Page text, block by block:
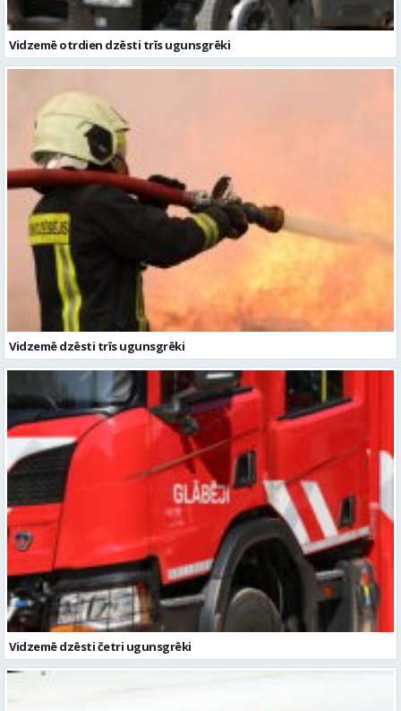
Vidzemē otrdien dzēsti trīs ugunsgrēki
Vidzemē dzēsti trīs ugunsgrēki
Vidzemē dzēsti četri ugunsgrēki